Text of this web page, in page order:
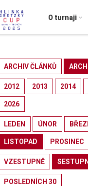
O turnaji
ARCHIV ČLÁNKŮ
2012 2013 2014
2026
LEDEN ÚNOR
LISTOPAD PROSINEC
VZESTUPNĚ
POSLEDNÍCH 30